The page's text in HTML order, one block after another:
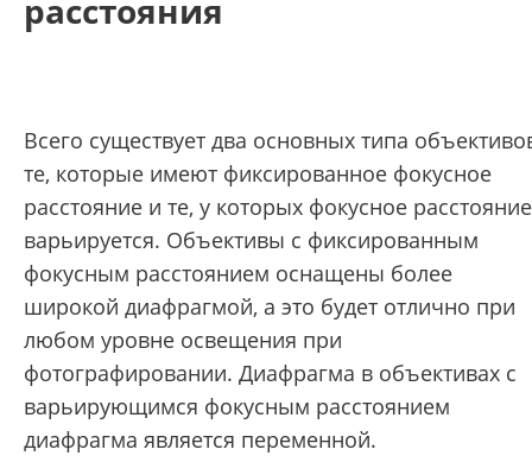
расстояния
Всего существует два основных типа
те, которые имеют фиксированное фокусное
расстояние и те, у которых фокусное расстояние
варьируется. Объективы с фиксированным
фокусным расстоянием оснащены более
широкой диафрагмой, а это будет отлично при
любом уровне освещения при
фотографировании. Диафрагма в объективах с
варьирующимся фокусным расстоянием
диафрагма является переменной.